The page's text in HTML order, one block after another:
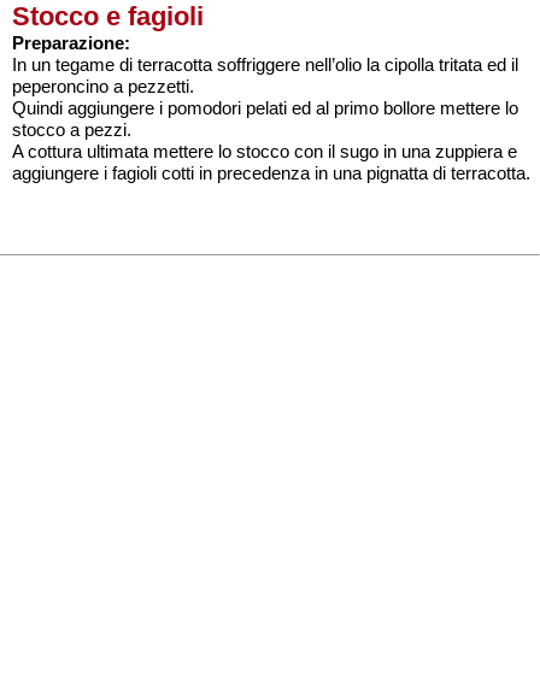
Stocco e fagioli
Preparazione:
In un tegame di terracotta soffriggere nell’olio la cipolla tritata ed il
peperoncino a pezzetti.
Quindi aggiungere i pomodori pelati ed al primo bollore mettere lo
stocco a pezzi.
A cottura ultimata mettere lo stocco con il sugo in una zuppiera e
aggiungere i fagioli cotti in precedenza in una pignatta di terracotta.